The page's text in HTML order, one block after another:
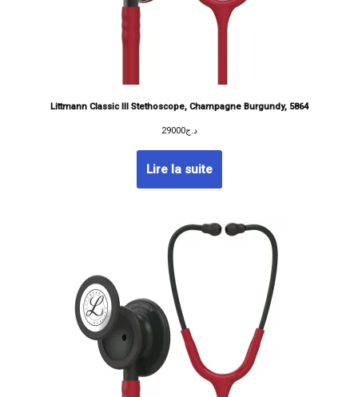
Littmann Classic III Stethoscope, Champagne Burgundy, 5864
د.ج29000
Lire la suite